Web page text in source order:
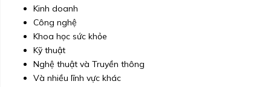
Kinh doanh
Công nghệ
Khoa học sức khỏe
Kỹ thuật
Nghệ thuật và Truyền thông
Và nhiều lĩnh vực khác